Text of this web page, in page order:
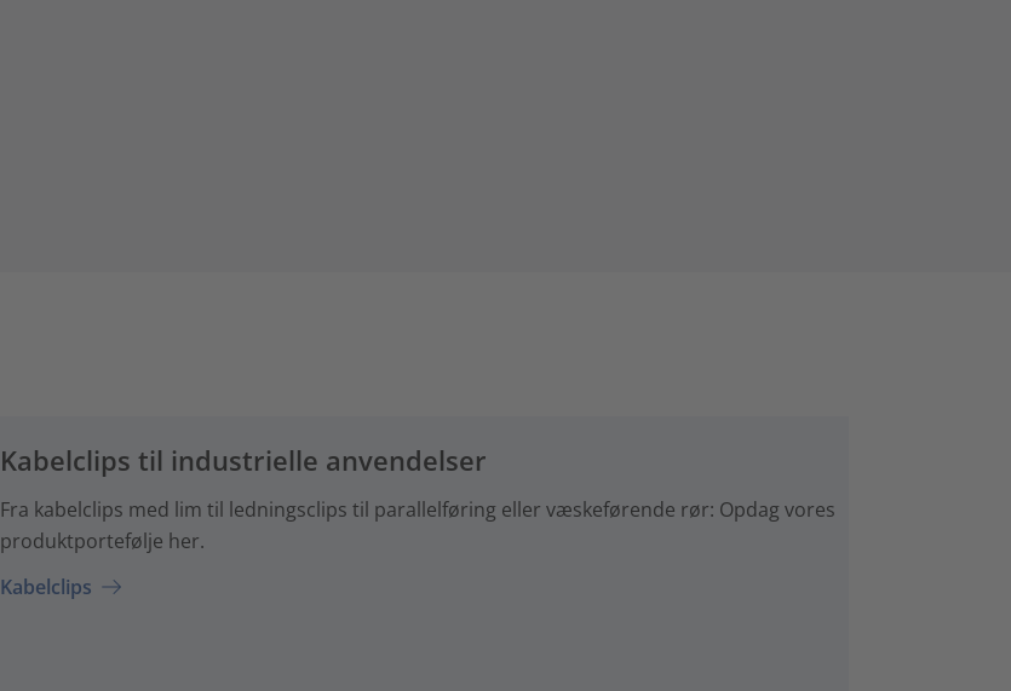
Kabelclips til industrielle anvendelser
Fra kabelclips med lim til ledningsclips til parallelføring eller væskeførende rør: Opdag vores
produktportefølje her.
Kabelclips